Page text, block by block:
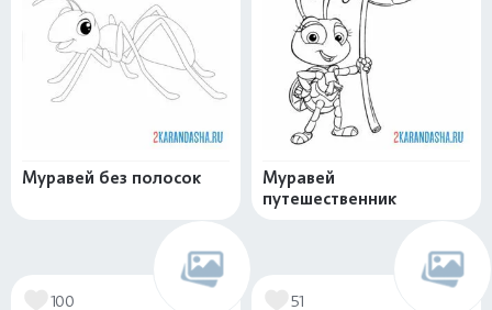
Муравей без полосок
Муравей
путешественник
100 51